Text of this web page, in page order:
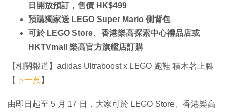
日開放預訂，售價 HK$499
預購獨家送 LEGO Super Mario 側背包
可於 LEGO Store、香港樂高探索中心禮品店或
HKTVmall 樂高官方旗艦店訂購
【相關報道】adidas Ultraboost x LEGO 跑鞋 積木著上腳
【下一頁】
由即日起至 5 月 17 日，大家可於 LEGO Store、香港樂高